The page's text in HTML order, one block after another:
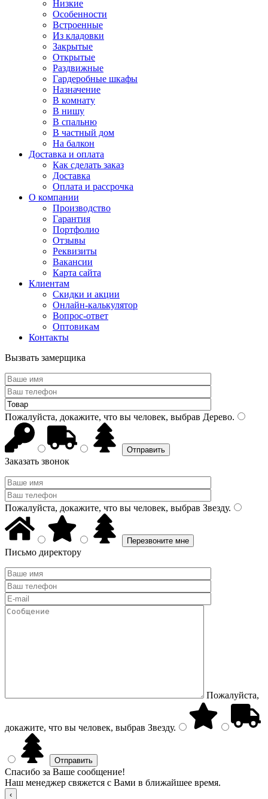
Низкие
Особенности
Встроенные
Из кладовки
Закрытые
Открытые
Раздвижные
Гардеробные шкафы
Назначение
В комнату
В нишу
В спальню
В частный дом
На балкон
Доставка и оплата
Как сделать заказ
Доставка
Оплата и рассрочка
О компании
Производство
Гарантия
Портфолио
Отзывы
Реквизиты
Вакансии
Карта сайта
Клиентам
Скидки и акции
Онлайн-калькулятор
Вопрос-ответ
Оптовикам
Контакты
Вызвать замерщика
Пожалуйста, докажите, что вы человек, выбрав Дерево.
Заказать звонок
Пожалуйста, докажите, что вы человек, выбрав Звезду.
Письмо директору
Пожалуйста,
докажите, что вы человек, выбрав Звезду.
Спасибо за Ваше сообщение!
Наш менеджер свяжется с Вами в ближайшее время.